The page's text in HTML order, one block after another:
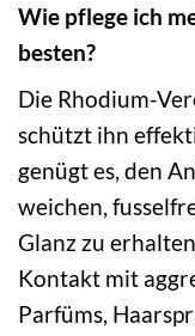
Wie pflege ich
besten?
Die Rhodium-
schützt ihn
genügt es, den
weichen,
Glanz zu
Kontakt mit
Parfüms,